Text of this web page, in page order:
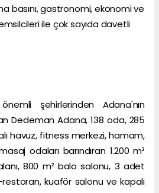
basını, gastronomi, ekonomi ve
ile çok sayıda davetli
şehirlerinden Adana'nın
Dedeman Adana, 138 oda, 285
havuz, fitness merkezi, hamam,
odaları barındıran 1.200 m²
800 m² balo salonu, 3 adet
kuaför salonu ve kapalı